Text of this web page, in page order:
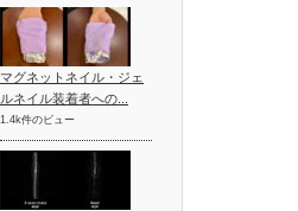
マグネットネイル・ジェ
ルネイル装着者への...
1.4k件のビュー